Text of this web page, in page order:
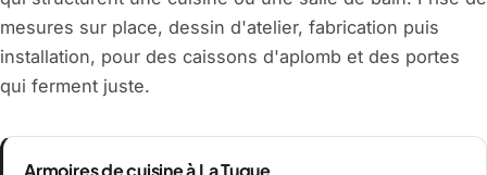
mesures sur place, dessin d'atelier, fabrication puis
installation, pour des caissons d'aplomb et des portes
qui ferment juste.
Armoires de cuisine à La Tuque